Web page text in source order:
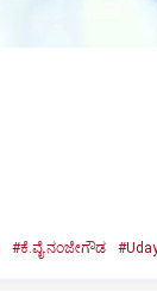
#ಕೆ.ವೈ.ನಂಜೇಗೌಡ